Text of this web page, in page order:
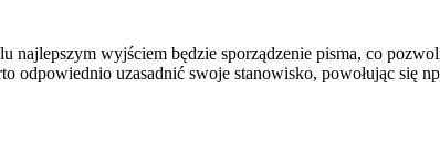
najlepszym wyjściem będzie sporządzenie pisma, co
uzasadnić swoje stanowisko, powołując się